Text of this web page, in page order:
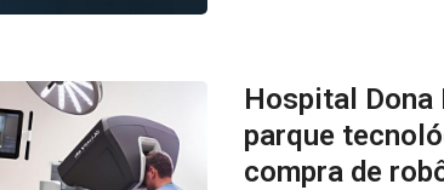
Hospital Dona
parque
compra de